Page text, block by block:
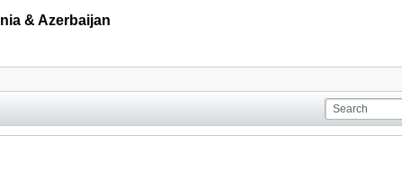
& Azerbaijan